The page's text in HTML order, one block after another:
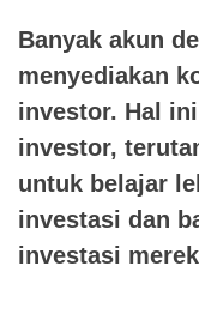
Banyak akun
menyediakan
investor. Hal
investor,
untuk belajar
investasi dan
investasi